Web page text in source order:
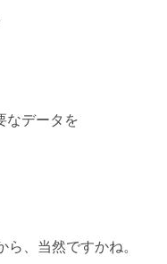
なデータを
ら、当然ですかね。